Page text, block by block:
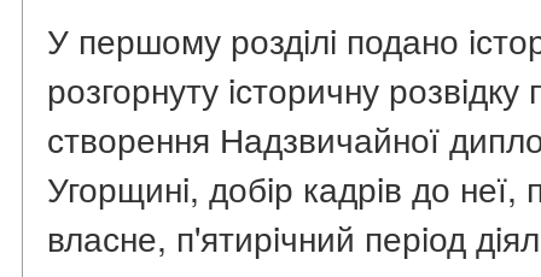
У першому роздiлi подано
розгорнуту iсторичну
створення Надзвичайної
Угорщинi, добiр кадрiв до неї,
власне, п'ятирiчний перiод